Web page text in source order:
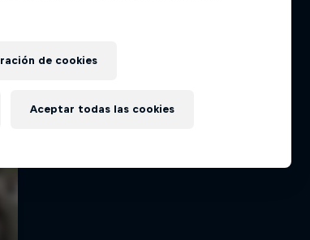
de cookies
Aceptar todas las cookies